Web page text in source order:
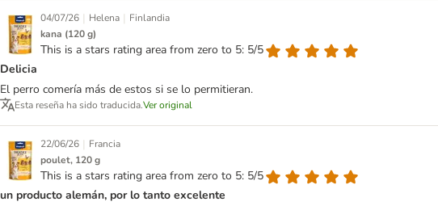
04/07/26 | Helena | Finlandia
kana (120 g)
This is a stars rating area from zero to 5: 5/5
Delicia
El perro comería más de estos si se lo permitieran.
Esta reseña ha sido traducida.Ver original
22/06/26 | Francia
poulet, 120 g
This is a stars rating area from zero to 5: 5/5
un producto alemán, por lo tanto excelente